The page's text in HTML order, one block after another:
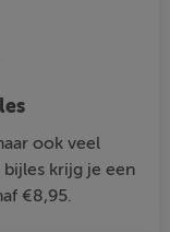
ook veel
krijg je een
€8,95.